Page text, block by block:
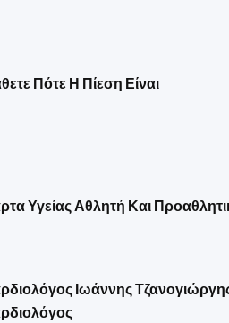
Πότε Η Πίεση Είναι
Υγείας Αθλητή Και
Ιωάννης